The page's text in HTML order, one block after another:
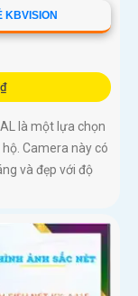
KBVISION
là một lựa chọn
Camera này có
và đẹp với độ